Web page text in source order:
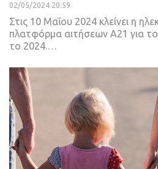
02/05/2024 20:59
Στις 10 Μαΐου 2024 κλείνει η
πλατφόρμα αιτήσεων Α21 για το
το 2024.…